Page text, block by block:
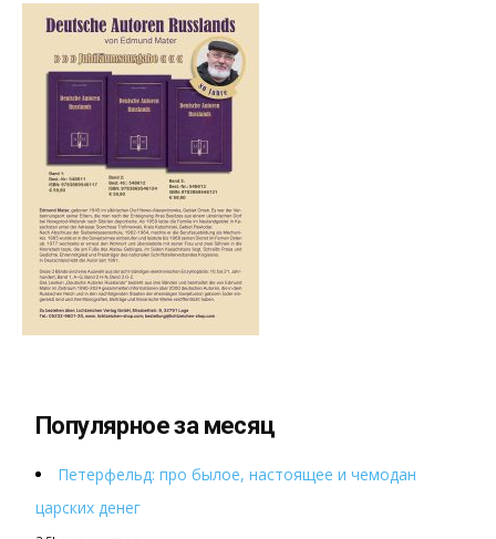
Популярное за месяц
Петерфельд: про былое, настоящее и чемодан
царских денег